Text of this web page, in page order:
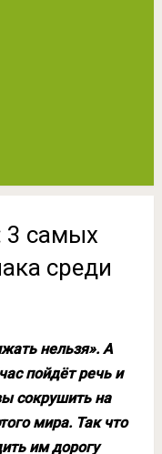
3 самых
среди
нельзя». А
пойдёт речь и
сокрушить на
мира. Так что
им дорогу